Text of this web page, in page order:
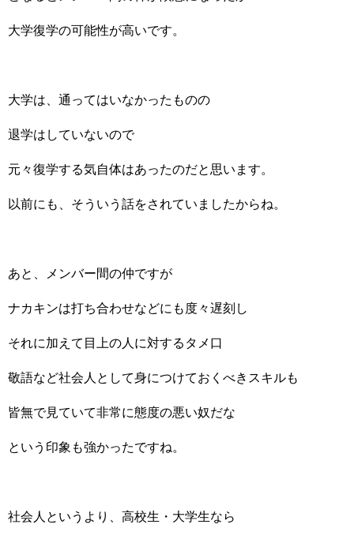
大学復学の可能性が高いです。
大学は、通ってはいなかったものの
退学はしていないので
元々復学する気自体はあったのだと思います。
以前にも、そういう話をされていましたからね。
あと、メンバー間の仲ですが
ナカキンは打ち合わせなどにも度々遅刻し
それに加えて目上の人に対するタメ口
敬語など社会人として身につけておくべきスキルも
皆無で見ていて非常に態度の悪い奴だな
という印象も強かったですね。
社会人というより、高校生・大学生なら